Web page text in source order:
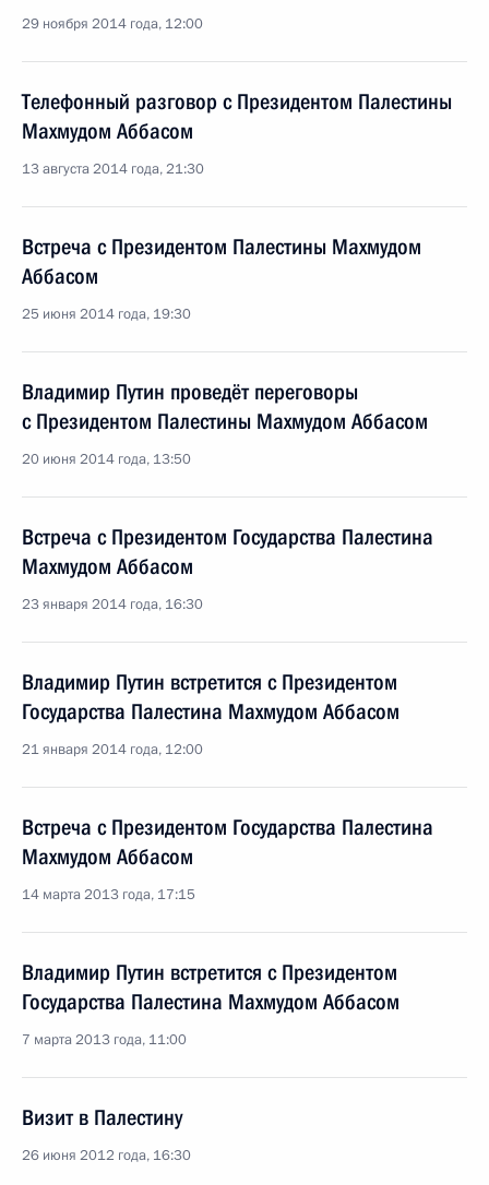
29 ноября 2014 года, 12:00
Телефонный разговор с Президентом Палестины
Махмудом Аббасом
13 августа 2014 года, 21:30
Встреча с Президентом Палестины Махмудом
Аббасом
25 июня 2014 года, 19:30
Владимир Путин проведёт переговоры
с Президентом Палестины Махмудом Аббасом
20 июня 2014 года, 13:50
Встреча с Президентом Государства Палестина
Махмудом Аббасом
23 января 2014 года, 16:30
Владимир Путин встретится с Президентом
Государства Палестина Махмудом Аббасом
21 января 2014 года, 12:00
Встреча с Президентом Государства Палестина
Махмудом Аббасом
14 марта 2013 года, 17:15
Владимир Путин встретится с Президентом
Государства Палестина Махмудом Аббасом
7 марта 2013 года, 11:00
Визит в Палестину
26 июня 2012 года, 16:30